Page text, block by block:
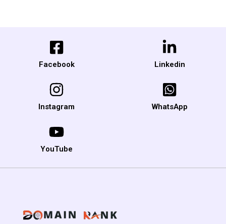
Facebook Linkedin
Instagram WhatsApp
YouTube